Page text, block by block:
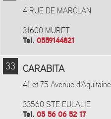
4 RUE DE MARCLAN
31600 MURET
Tel. 0559144821
33 CARABITA
41 et 75 Avenue d'Aquitaine
33560 STE EULALIE
Tel. 05 56 06 52 17